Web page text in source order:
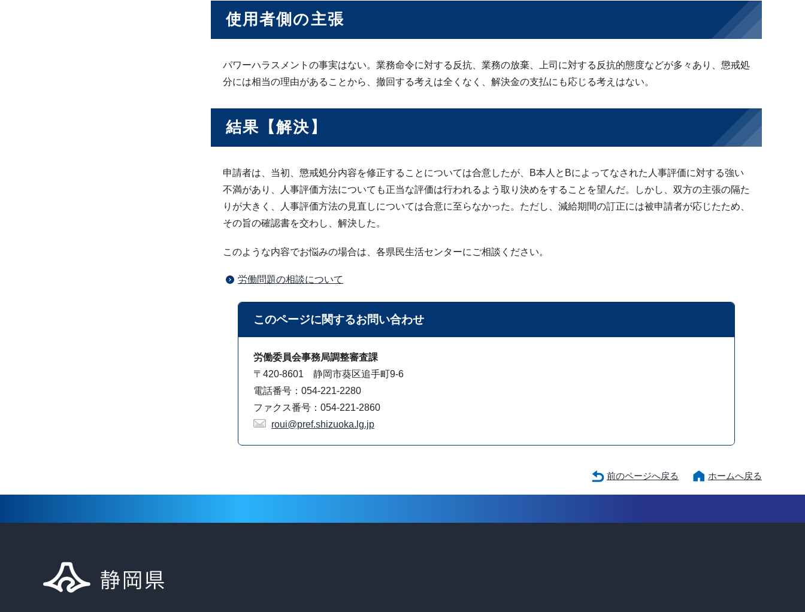
使用者側の主張
パワーハラスメントの事実はない。業務命令に対する反抗、業務の放棄、上司に対する反抗的態度などが多々あり、懲戒処
分には相当の理由があることから、撤回する考えは全くなく、解決金の支払にも応じる考えはない。
結果【解決】
申請者は、当初、懲戒処分内容を修正することについては合意したが、B本人とBによってなされた人事評価に対する強い
不満があり、人事評価方法についても正当な評価は行われるよう取り決めをすることを望んだ。しかし、双方の主張の隔た
りが大きく、人事評価方法の見直しについては合意に至らなかった。ただし、減給期間の訂正には被申請者が応じたため、
その旨の確認書を交わし、解決した。
このような内容でお悩みの場合は、各県民生活センターにご相談ください。
労働問題の相談について
このページに関するお問い合わせ
労働委員会事務局調整審査課
〒420-8601 静岡市葵区追手町9-6
電話番号：054-221-2280
ファクス番号：054-221-2860
roui@pref.shizuoka.lg.jp
前のページへ戻る ホームへ戻る